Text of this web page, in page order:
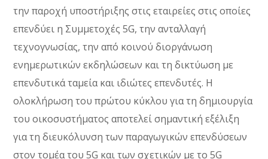
την παροχή υποστήριξης στις εταιρείες στις οποίες
επενδύει η Συμμετοχές 5G, την ανταλλαγή
τεχνογνωσίας, την από κοινού διοργάνωση
ενημερωτικών εκδηλώσεων και τη δικτύωση με
επενδυτικά ταμεία και ιδιώτες επενδυτές. Η
ολοκλήρωση του πρώτου κύκλου για τη δημιουργία
του οικοσυστήματος αποτελεί σημαντική εξέλιξη
για τη διευκόλυνση των παραγωγικών επενδύσεων
στον τομέα του 5G και των σχετικών με το 5G